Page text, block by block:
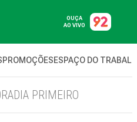
OUÇA
AO VIVO
PROMOÇÕESESPAÇO DO
PRIMEIRO